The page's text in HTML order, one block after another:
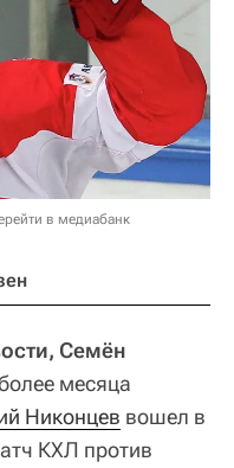
в медиабанк
Семён
месяца
Никонцев вошел в
КХЛ против